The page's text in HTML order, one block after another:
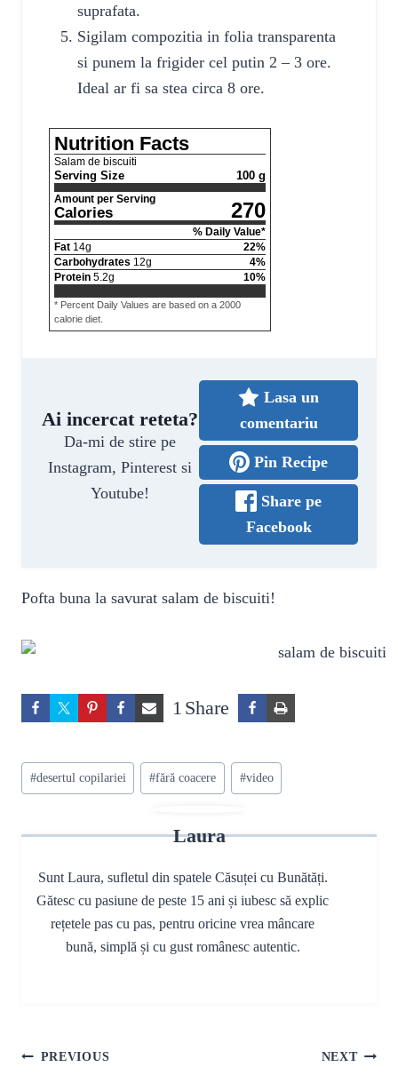
suprafata.
Sigilam compozitia in folia transparenta
si punem la frigider cel putin 2 – 3 ore.
Ideal ar fi sa stea circa 8 ore.
Nutrition Facts
Salam de biscuiti
Serving Size 100 g
Amount per Serving
Calories 270
% Daily Value*
Fat 14g 22%
Carbohydrates 12g 4%
Protein 5.2g 10%
* Percent Daily Values are based on a 2000
calorie diet.
Ai incercat reteta?
Da-mi de stire pe
Instagram, Pinterest si
Youtube!
Lasa un
comentariu
Pin Recipe
Share pe
Facebook
Pofta buna la savurat salam de biscuiti!
Share
1
Post
Tags:
#desertul copilariei #fără coacere #video
Laura
Sunt Laura, sufletul din spatele Căsuței cu Bunătăți.
Gătesc cu pasiune de peste 15 ani și iubesc să explic
rețetele pas cu pas, pentru oricine vrea mâncare
bună, simplă și cu gust românesc autentic.
Navigare
PREVIOUS NEXT